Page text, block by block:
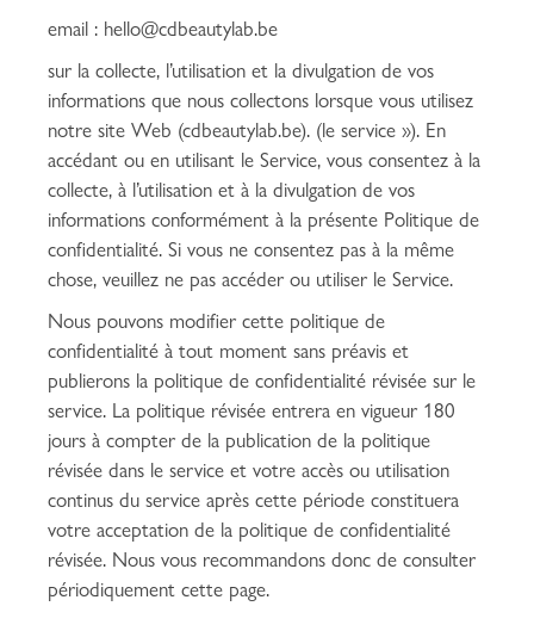
email : hello@cdbeautylab.be
sur la collecte, l’utilisation et la divulgation de vos
informations que nous collectons lorsque vous utilisez
notre site Web (cdbeautylab.be). (le service »). En
accédant ou en utilisant le Service, vous consentez à la
collecte, à l’utilisation et à la divulgation de vos
informations conformément à la présente Politique de
confidentialité. Si vous ne consentez pas à la même
chose, veuillez ne pas accéder ou utiliser le Service.
Nous pouvons modifier cette politique de
confidentialité à tout moment sans préavis et
publierons la politique de confidentialité révisée sur le
service. La politique révisée entrera en vigueur 180
jours à compter de la publication de la politique
révisée dans le service et votre accès ou utilisation
continus du service après cette période constituera
votre acceptation de la politique de confidentialité
révisée. Nous vous recommandons donc de consulter
périodiquement cette page.